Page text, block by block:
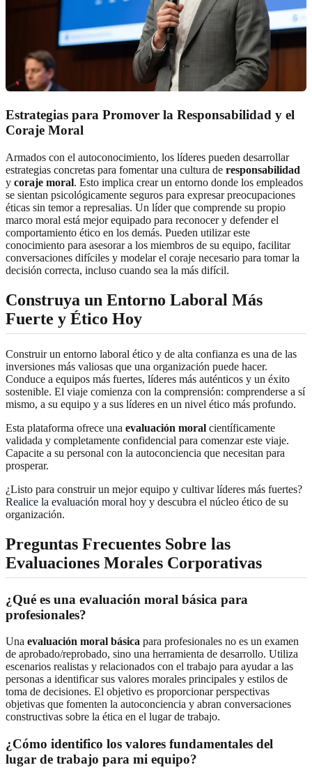
Estrategias para Promover la Responsabilidad y el
Coraje Moral
Armados con el autoconocimiento, los líderes pueden desarrollar
estrategias concretas para fomentar una cultura de responsabilidad
y coraje moral. Esto implica crear un entorno donde los empleados
se sientan psicológicamente seguros para expresar preocupaciones
éticas sin temor a represalias. Un líder que comprende su propio
marco moral está mejor equipado para reconocer y defender el
comportamiento ético en los demás. Pueden utilizar este
conocimiento para asesorar a los miembros de su equipo, facilitar
conversaciones difíciles y modelar el coraje necesario para tomar la
decisión correcta, incluso cuando sea la más difícil.
Construya un Entorno Laboral Más
Fuerte y Ético Hoy
Construir un entorno laboral ético y de alta confianza es una de las
inversiones más valiosas que una organización puede hacer.
Conduce a equipos más fuertes, líderes más auténticos y un éxito
sostenible. El viaje comienza con la comprensión: comprenderse a sí
mismo, a su equipo y a sus líderes en un nivel ético más profundo.
Esta plataforma ofrece una evaluación moral científicamente
validada y completamente confidencial para comenzar este viaje.
Capacite a su personal con la autoconciencia que necesitan para
prosperar.
¿Listo para construir un mejor equipo y cultivar líderes más fuertes?
Realice la evaluación moral hoy y descubra el núcleo ético de su
organización.
Preguntas Frecuentes Sobre las
Evaluaciones Morales Corporativas
¿Qué es una evaluación moral básica para
profesionales?
Una evaluación moral básica para profesionales no es un examen
de aprobado/reprobado, sino una herramienta de desarrollo. Utiliza
escenarios realistas y relacionados con el trabajo para ayudar a las
personas a identificar sus valores morales principales y estilos de
toma de decisiones. El objetivo es proporcionar perspectivas
objetivas que fomenten la autoconciencia y abran conversaciones
constructivas sobre la ética en el lugar de trabajo.
¿Cómo identifico los valores fundamentales del
lugar de trabajo para mi equipo?